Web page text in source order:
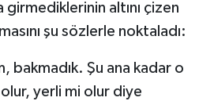
girmediklerinin altını çizen
şu sözlerle noktaladı:
bakmadık. Şu ana kadar o
olur, yerli mi olur diye